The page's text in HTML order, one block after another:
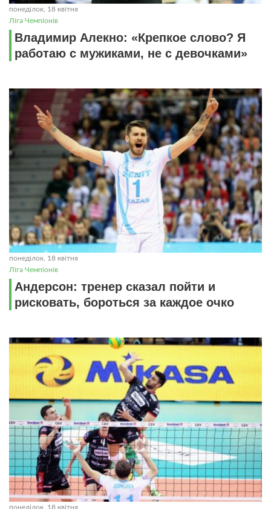
понеділок, 18 квітня
Ліга Чемпіонів
Владимир Алекно: «Крепкое слово? Я
работаю с мужиками, не с девочками»
понеділок, 18 квітня
Ліга Чемпіонів
Андерсон: тренер сказал пойти и
рисковать, бороться за каждое очко
понеділок, 18 квітня